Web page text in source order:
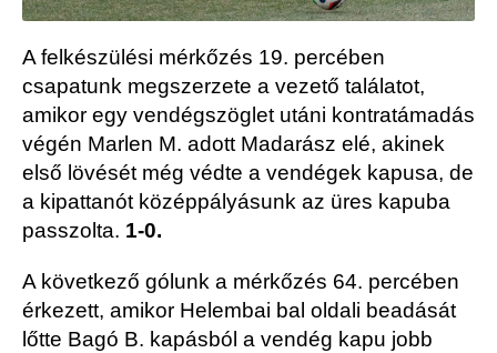
A felkészülési mérkőzés 19. percében
csapatunk megszerzete a vezető találatot,
amikor egy vendégszöglet utáni kontratámadás
végén Marlen M. adott Madarász elé, akinek
első lövését még védte a vendégek kapusa, de
a kipattanót középpályásunk az üres kapuba
passzolta. 1-0.
A következő gólunk a mérkőzés 64. percében
érkezett, amikor Helembai bal oldali beadását
lőtte Bagó B. kapásból a vendég kapu jobb